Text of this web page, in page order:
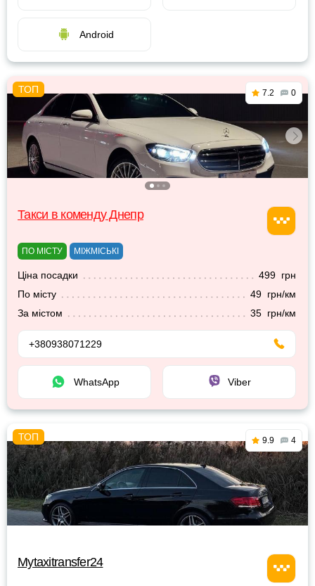
Android
7.2 0
Такси в коменду Днепр
ПО МІСТУ МІЖМІСЬКІ
Ціна посадки
499 грн
По місту
49 грн/км
За містом
35 грн/км
+380938071229
WhatsApp Viber
9.9 4
Mytaxitransfer24